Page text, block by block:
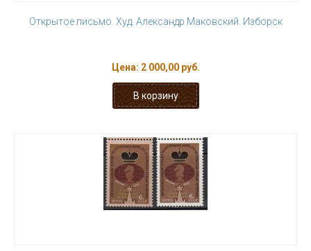
Открытое письмо. Худ. Александр Маковский. Изборск
Цена: 2 000,00 руб.